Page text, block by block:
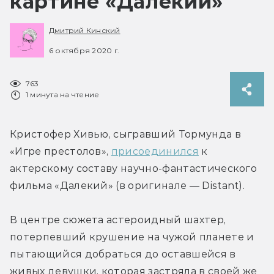
Дмитрий Кинский
6 октября 2020 г.
763
1 минута на чтение
Кристофер Хивью, сыгравший Тормунда в
«Игре престолов», присоединился к
актерскому составу научно-фантастического
фильма «Далекий» (в оригинале — Distant).
В центре сюжета астероидный шахтер,
потерпевший крушение на чужой планете и
пытающийся добраться до оставшейся в
живых девушки, которая застряла в своей же